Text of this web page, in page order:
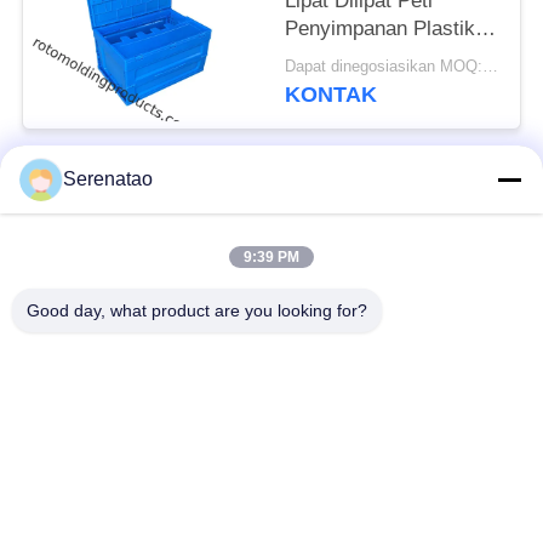
Penyimpanan Plastik
Pindah Dengan Tutup Dapat dinegosiasikan MOQ:Negosiasi
KONTAK
Bad Request
Serenatao
9:39 PM
Good day, what product are you looking for?